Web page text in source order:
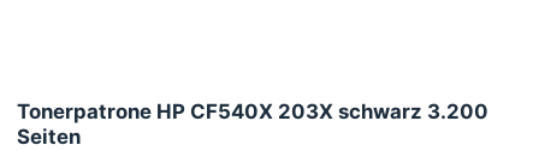
Tonerpatrone HP CF540X 203X schwarz 3.200
Seiten